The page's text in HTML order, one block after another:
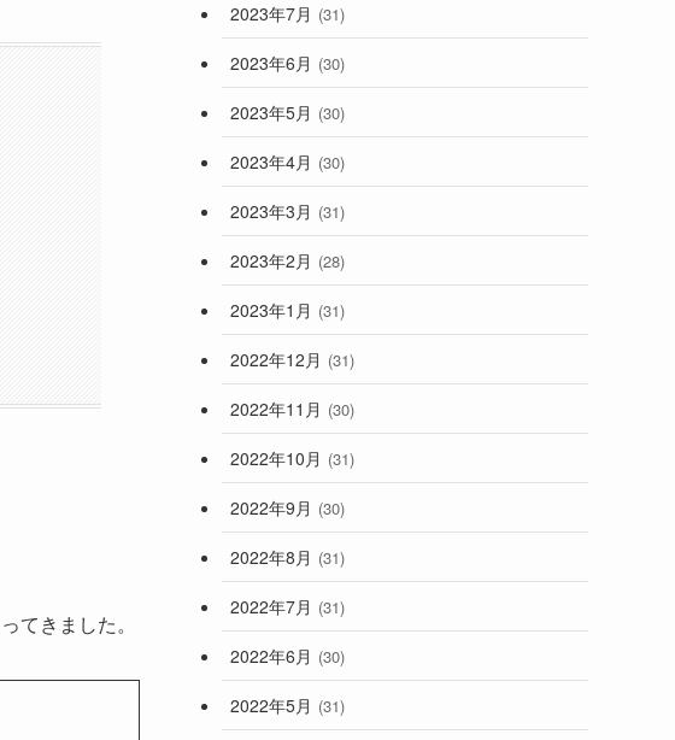
てきました。
2023年7月 (31)
2023年6月 (30)
2023年5月 (30)
2023年4月 (30)
2023年3月 (31)
2023年2月 (28)
2023年1月 (31)
2022年12月 (31)
2022年11月 (30)
2022年10月 (31)
2022年9月 (30)
2022年8月 (31)
2022年7月 (31)
2022年6月 (30)
2022年5月 (31)